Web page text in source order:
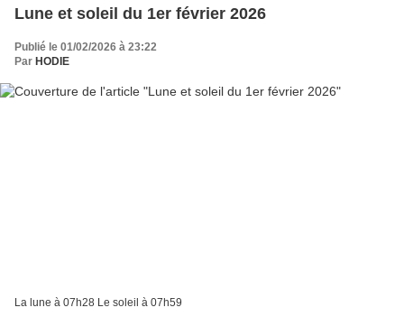
Lune et soleil du 1er février 2026
Publié le 01/02/2026 à 23:22
Par HODIE
La lune à 07h28 Le soleil à 07h59